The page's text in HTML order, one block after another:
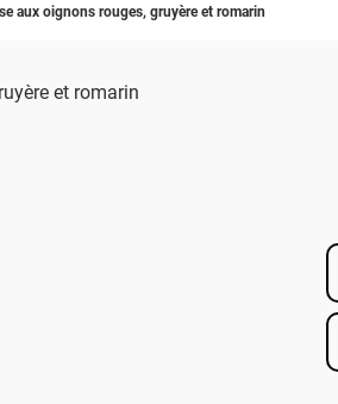
aux oignons rouges, gruyère et romarin